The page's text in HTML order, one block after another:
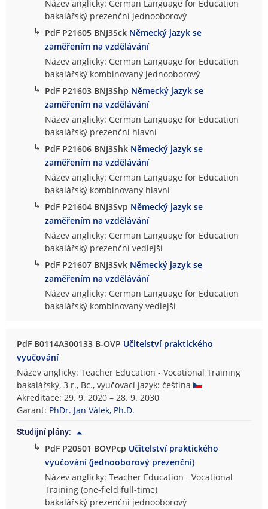
Název anglicky: German Language for Education
bakalářský prezenční jednooborový
↳ PdF P21605 BNJ3Sck Německý jazyk se
zaměřením na vzdělávání
Název anglicky: German Language for Education
bakalářský kombinovaný jednooborový
↳ PdF P21603 BNJ3Shp Německý jazyk se
zaměřením na vzdělávání
Název anglicky: German Language for Education
bakalářský prezenční hlavní
↳ PdF P21606 BNJ3Shk Německý jazyk se
zaměřením na vzdělávání
Název anglicky: German Language for Education
bakalářský kombinovaný hlavní
↳ PdF P21604 BNJ3Svp Německý jazyk se
zaměřením na vzdělávání
Název anglicky: German Language for Education
bakalářský prezenční vedlejší
↳ PdF P21607 BNJ3Svk Německý jazyk se
zaměřením na vzdělávání
Název anglicky: German Language for Education
bakalářský kombinovaný vedlejší
PdF B0114A300133 B-OVP Učitelství praktického
vyučování
Název anglicky: Teacher Education - Vocational Training
bakalářský, 3 r., Bc., vyučovací jazyk: čeština
Akreditace: 29. 9. 2020 – 28. 9. 2030
Garant: PhDr. Jan Válek, Ph.D.
Studijní plány:
↳ PdF P20501 BOVPcp Učitelství praktického
vyučování (jednooborový prezenční)
Název anglicky: Teacher Education - Vocational
Training (one-field full-time)
bakalářský prezenční jednooborový